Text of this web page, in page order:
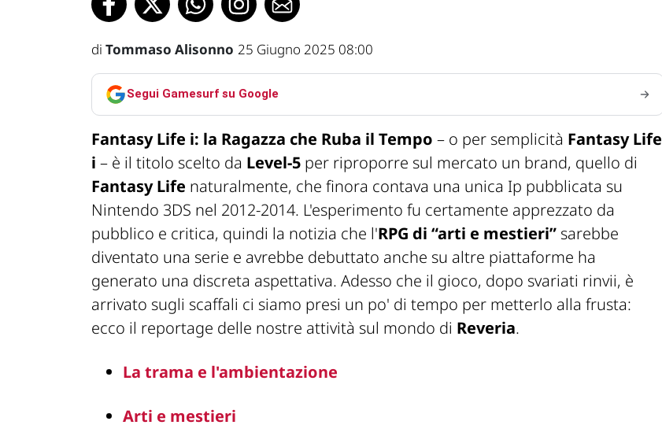
di Tommaso Alisonno 25 Giugno 2025 08:00
Segui Gamesurf su Google
Fantasy Life i: la Ragazza che Ruba il Tempo – o per semplicità Fantasy Life
i – è il titolo scelto da Level-5 per riproporre sul mercato un brand, quello di
Fantasy Life naturalmente, che finora contava una unica Ip pubblicata su
Nintendo 3DS nel 2012-2014. L'esperimento fu certamente apprezzato da
pubblico e critica, quindi la notizia che l'RPG di “arti e mestieri” sarebbe
diventato una serie e avrebbe debuttato anche su altre piattaforme ha
generato una discreta aspettativa. Adesso che il gioco, dopo svariati rinvii, è
arrivato sugli scaffali ci siamo presi un po' di tempo per metterlo alla frusta:
ecco il reportage delle nostre attività sul mondo di Reveria.
La trama e l'ambientazione
Arti e mestieri